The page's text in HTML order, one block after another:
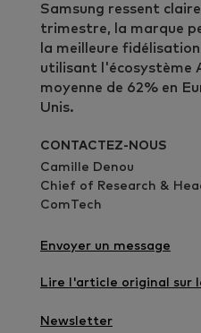
Samsung ressent
trimestre, la marque
la meilleure
utilisant l'écosystème
moyenne de 62% en
Unis.
CONTACTEZ-NOUS
Camille Denou
Chief of Research &
ComTech
Envoyer un message
Lire l'article original sur
Newsletter